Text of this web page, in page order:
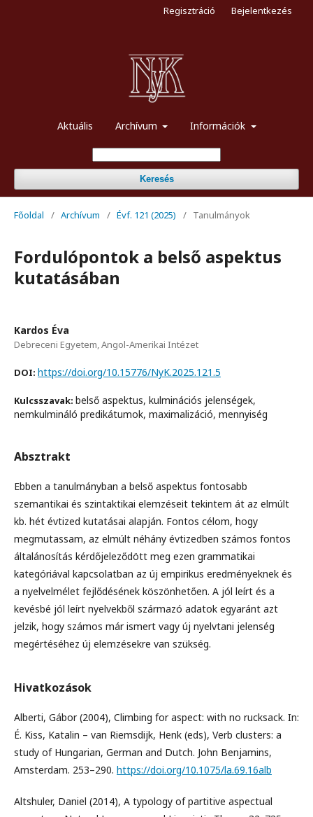
Aktuális Archívum Információk
Keresés
Regisztráció Bejelentkezés
Főoldal / Archívum / Évf. 121 (2025) / Tanulmányok
Fordulópontok a belső aspektus
kutatásában
Kardos Éva
Debreceni Egyetem, Angol-Amerikai Intézet
DOI: https://doi.org/10.15776/NyK.2025.121.5
Kulcsszavak: belső aspektus, kulminációs jelenségek,
nemkulmináló predikátumok, maximalizáció, mennyiség
Absztrakt
Ebben a tanulmányban a belső aspektus fontosabb
szemantikai és szintaktikai elemzéseit tekintem át az elmúlt
kb. hét évtized kutatásai alapján. Fontos célom, hogy
megmutassam, az elmúlt néhány évtizedben számos fontos
általánosítás kérdőjeleződött meg ezen grammatikai
kategóriával kapcsolatban az új empirikus eredményeknek és
a nyelvelmélet fejlődésének köszönhetően. A jól leírt és a
kevésbé jól leírt nyelvekből származó adatok egyaránt azt
jelzik, hogy számos már ismert vagy új nyelvtani jelenség
megértéséhez új elemzésekre van szükség.
Hivatkozások
Alberti, Gábor (2004), Climbing for aspect: with no rucksack. In:
É. Kiss, Katalin – van Riemsdijk, Henk (eds), Verb clusters: a
study of Hungarian, German and Dutch. John Benjamins,
Amsterdam. 253–290. https://doi.org/10.1075/la.69.16alb
Altshuler, Daniel (2014), A typology of partitive aspectual